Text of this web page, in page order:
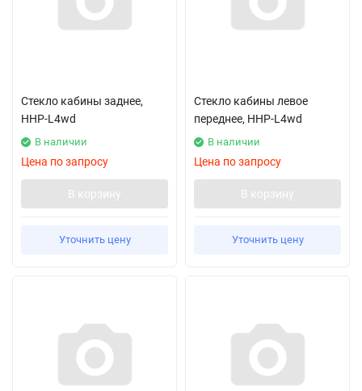
Стекло кабины заднее,
HHP-L4wd
В наличии
Цена по запросу
В корзину
Уточнить цену
Стекло кабины левое
переднее, HHP-L4wd
В наличии
Цена по запросу
В корзину
Уточнить цену